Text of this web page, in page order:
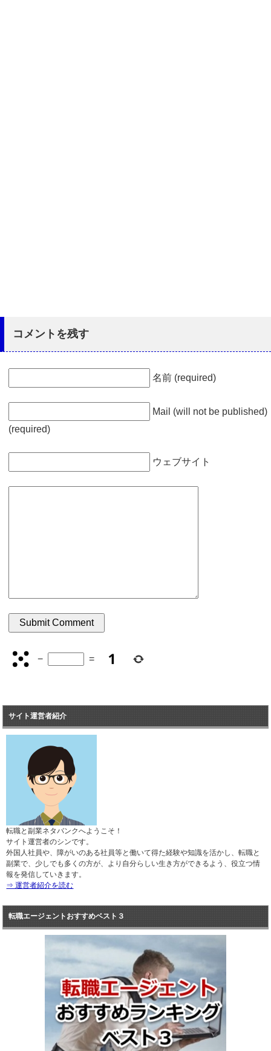
コメントを残す
名前 (required)
Mail (will not be published)
(required)
ウェブサイト
− =
サイト運営者紹介
転職と副業ネタバンクへようこそ！
サイト運営者のシンです。
外国人社員や、障がいのある社員等と働いて得た経験や知識を活かし、転職と
副業で、少しでも多くの方が、より自分らしい生き方ができるよう、役立つ情
報を発信していきます。
⇒ 運営者紹介を読む
転職エージェントおすすめベスト３